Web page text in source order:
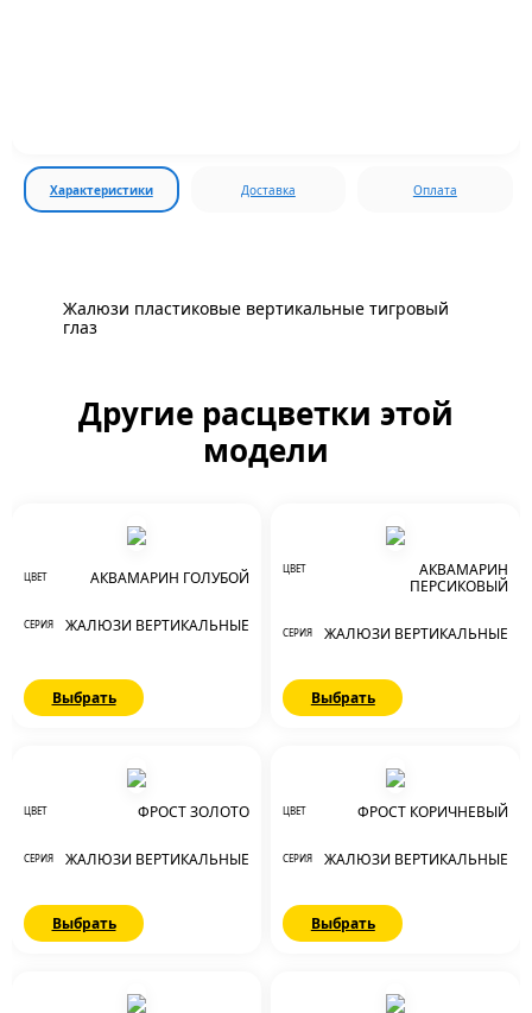
Характеристики Доставка Оплата
Жалюзи пластиковые вертикальные тигровый
глаз
Другие расцветки этой
модели
ЦВЕТ АКВАМАРИН ГОЛУБОЙ
СЕРИЯ ЖАЛЮЗИ ВЕРТИКАЛЬНЫЕ
Выбрать
ЦВЕТ
АКВАМАРИН
ПЕРСИКОВЫЙ
СЕРИЯ ЖАЛЮЗИ ВЕРТИКАЛЬНЫЕ
Выбрать
ЦВЕТ ФРОСТ ЗОЛОТО
СЕРИЯ ЖАЛЮЗИ ВЕРТИКАЛЬНЫЕ
Выбрать
ЦВЕТ ФРОСТ КОРИЧНЕВЫЙ
СЕРИЯ ЖАЛЮЗИ ВЕРТИКАЛЬНЫЕ
Выбрать